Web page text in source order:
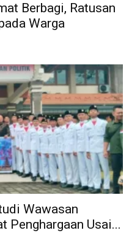
Berbagi, Ratusan
Warga
Wawasan
Penghargaan Usai...